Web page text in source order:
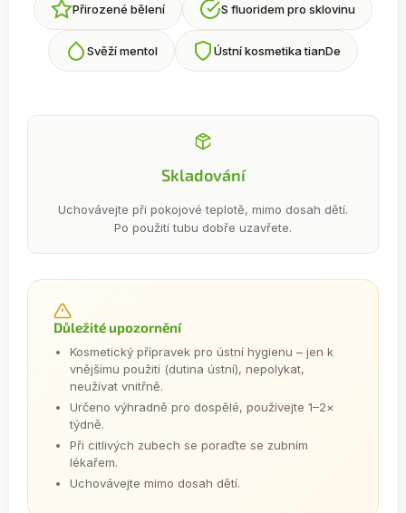
Přirozené bělení S fluoridem pro sklovinu
Svěží mentol Ústní kosmetika tianDe
Skladování
Uchovávejte při pokojové teplotě, mimo dosah dětí.
Po použití tubu dobře uzavřete.
Důležité upozornění
Kosmetický přípravek pro ústní hygienu – jen k
vnějšímu použití (dutina ústní), nepolykat,
neužívat vnitřně.
Určeno výhradně pro dospělé, používejte 1–2×
týdně.
Při citlivých zubech se poraďte se zubním
lékařem.
Uchovávejte mimo dosah dětí.